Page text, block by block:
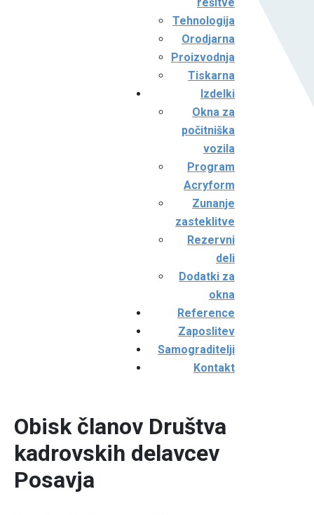
Tehnologija
Orodjarna
Proizvodnja
Tiskarna
Izdelki
Okna za
počitniška
vozila
Program
Acryform
Zunanje
zasteklitve
Rezervni
deli
Dodatki za
okna
Reference
Zaposlitev
Samograditelji
Kontakt
Obisk članov Društva
kadrovskih delavcev
Posavja